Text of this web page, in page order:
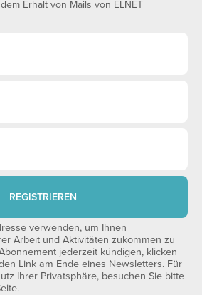
Erhalt von Mails von ELNET
REGISTRIEREN
verwenden, um Ihnen
Arbeit und Aktivitäten zukommen zu
jederzeit kündigen, klicken
Link am Ende eines Newsletters. Für
Ihrer Privatsphäre, besuchen Sie bitte